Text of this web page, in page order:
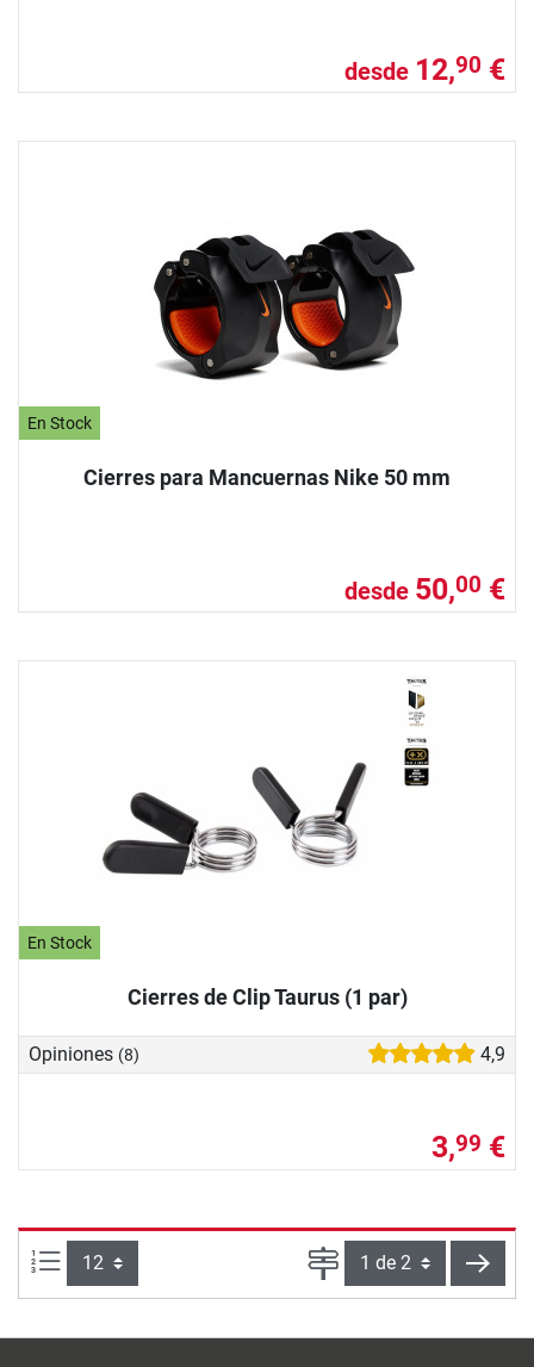
desde 12,90 €
En Stock
Cierres para Mancuernas Nike 50 mm
desde 50,00 €
En Stock
Cierres de Clip Taurus (1 par)
Opiniones (8) 4,9
3,99 €
Artículos por página: Página